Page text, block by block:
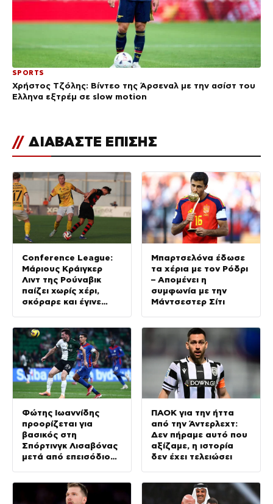
SPORTS
Χρήστος Τζόλης: Βίντεο της Άρσεναλ με την ασίστ του
Έλληνα εξτρέμ σε slow motion
// ΔΙΑΒΑΣΤΕ ΕΠΙΣΗΣ
Conference League:
Μάριους Κράιγκερ
Λιντ της Ρούναβικ
παίζει χωρίς χέρι,
σκόραρε και έγινε
Μπαρτσελόνα έδωσε
τα χέρια με τον Ρόδρι
– Απομένει η
συμφωνία με την
Μάντσεστερ Σίτι
Φώτης Ιωαννίδης
προορίζεται για
βασικός στη
Σπόρτινγκ Λισαβόνας
μετά από επεισόδιο
ΠΑΟΚ για την ήττα
από την Άντερλεχτ:
Δεν πήραμε αυτό που
αξίζαμε, η ιστορία
δεν έχει τελειώσει